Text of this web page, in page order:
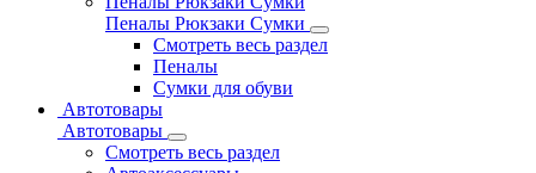
Пеналы Рюкзаки Сумки
Смотреть весь раздел
Пеналы
Сумки для обуви
Автотовары
Автотовары
Смотреть весь раздел